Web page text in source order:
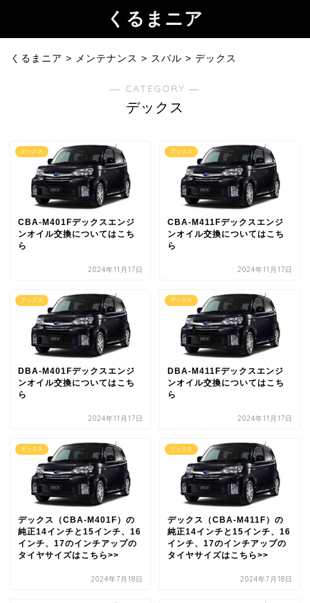
くるまニア
くるまニア > メンテナンス > スバル > デックス
― CATEGORY ―
デックス
デックス
CBA-M401Fデックスエンジ
ンオイル交換についてはこち
ら
2024年11月17日
デックス
CBA-M411Fデックスエンジ
ンオイル交換についてはこち
ら
2024年11月17日
デックス
DBA-M401Fデックスエンジ
ンオイル交換についてはこち
ら
2024年11月17日
デックス
DBA-M411Fデックスエンジ
ンオイル交換についてはこち
ら
2024年11月17日
デックス
デックス（CBA-M401F）の
純正14インチと15インチ、16
インチ、17のインチアップの
タイヤサイズはこちら>>
2024年7月18日
デックス
デックス（CBA-M411F）の
純正14インチと15インチ、16
インチ、17のインチアップの
タイヤサイズはこちら>>
2024年7月18日